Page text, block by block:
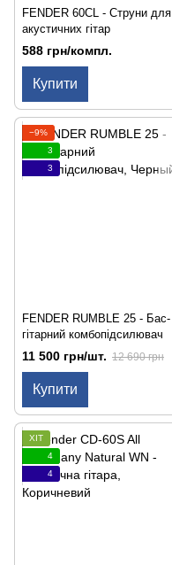
FENDER 60CL - Струни для
акустичних гітар
588 грн/компл.
Купити
−9%
3
3
FENDER RUMBLE 25 - Бас-
гітарний комбопідсилювач
11 500 грн/шт. 12 690 грн
Купити
ХІТ
4
4